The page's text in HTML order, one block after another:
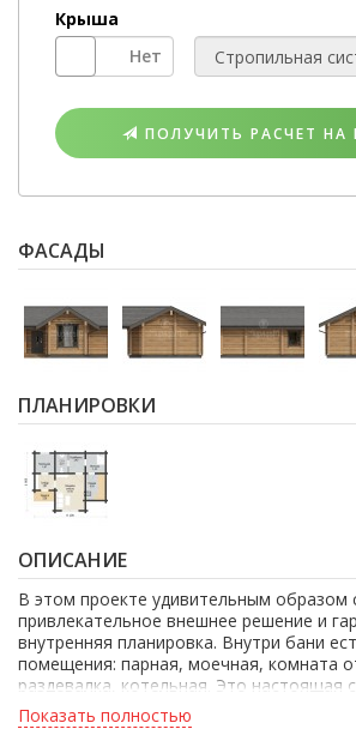
Крыша
КРЫША
ПОЛУЧИТЬ РАСЧЕТ НА
ФАСАДЫ
ПЛАНИРОВКИ
ОПИСАНИЕ
В этом проекте удивительным
привлекательное внешнее решение и
внутренняя планировка. Внутри бани
помещения: парная, моечная, комната
раздевалка, котельная. Это настоящая
здоровой жизни и полноценном отдыхе
Показать полностью